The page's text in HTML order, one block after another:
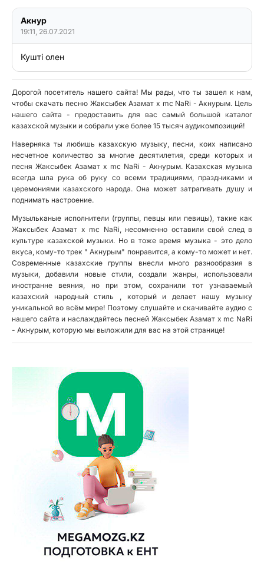
Акнур
19:11, 26.07.2021
Кушті олен
Дорогой посетитель нашего сайта! Мы рады, что ты зашел к нам,
чтобы скачать песню Жаксыбек Азамат х mc NaRi - Акнурым. Цель
нашего сайта - предоставить для вас самый большой каталог
казахской музыки и собрали уже более 15 тысяч аудикомпозиций!
Наверняка ты любишь казахскую музыку, песни, коих написано
несчетное количество за многие десятилетия, среди которых и
песня Жаксыбек Азамат х mc NaRi - Акнурым. Казахская музыка
всегда шла рука об руку со всеми традициями, праздниками и
церемониями казахского народа. Она может затрагивать душу и
поднимать настроение.
Музыльканые исполнители (группы, певцы или певицы), такие как
Жаксыбек Азамат х mc NaRi, несомненно оставили свой след в
культуре казахской музыки. Но в тоже время музыка - это дело
вкуса, кому-то трек " Акнурым" понравится, а кому-то может и нет.
Современные казахские группы внесли много разнообразия в
музыки, добавили новые стили, создали жанры, использовали
иностранне веяния, но при этом, сохранили тот узнаваемый
казахский народный стиль , который и делает нашу музыку
уникальной во всём мире! Поэтому слушайте и скачивайте аудио с
нашего сайта и наслаждайтесь песней Жаксыбек Азамат х mc NaRi
- Акнурым, которую мы выложили для вас на этой странице!